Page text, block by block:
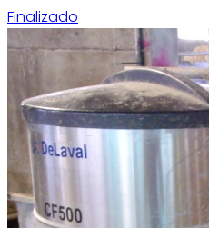
Finalizado